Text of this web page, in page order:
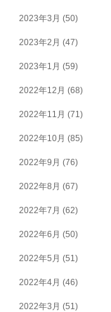
2023年3月 (50)
2023年2月 (47)
2023年1月 (59)
2022年12月 (68)
2022年11月 (71)
2022年10月 (85)
2022年9月 (76)
2022年8月 (67)
2022年7月 (62)
2022年6月 (50)
2022年5月 (51)
2022年4月 (46)
2022年3月 (51)